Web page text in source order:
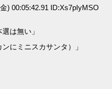
) 00:05:42.91 ID:Xs7pIyMSO
は無い」
にミニスカサンタ）」